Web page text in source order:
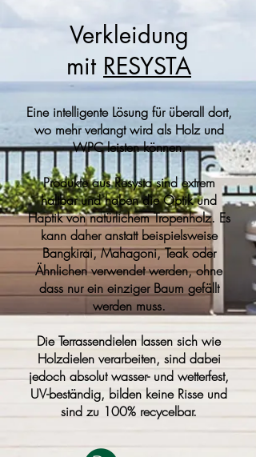
Verkleidung
mit RESYSTA
Eine intelligente Lösung für überall dort,
wo mehr verlangt wird als Holz und
WPC leisten können.
Produkte aus Resysta sind extrem
haltbar und haben die Optik und
Haptik von natürlichem Tropenholz. Es
kann daher anstatt beispielsweise
Bangkirai, Mahagoni, Teak oder
Ähnlichen verwendet werden, ohne
dass nur ein einziger Baum gefällt
werden muss.
Die Terrassendielen lassen sich wie
Holzdielen verarbeiten, sind dabei
jedoch absolut wasser- und wetterfest,
UV-beständig, bilden keine Risse und
sind zu 100% recycelbar.